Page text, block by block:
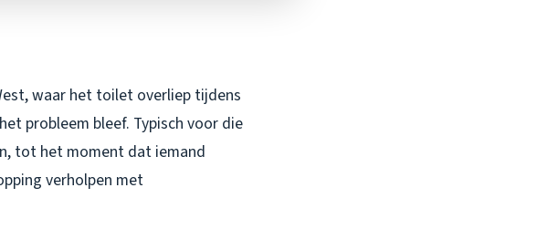
waar het toilet overliep tijdens
probleem bleef. Typisch voor die
tot het moment dat iemand
verholpen met